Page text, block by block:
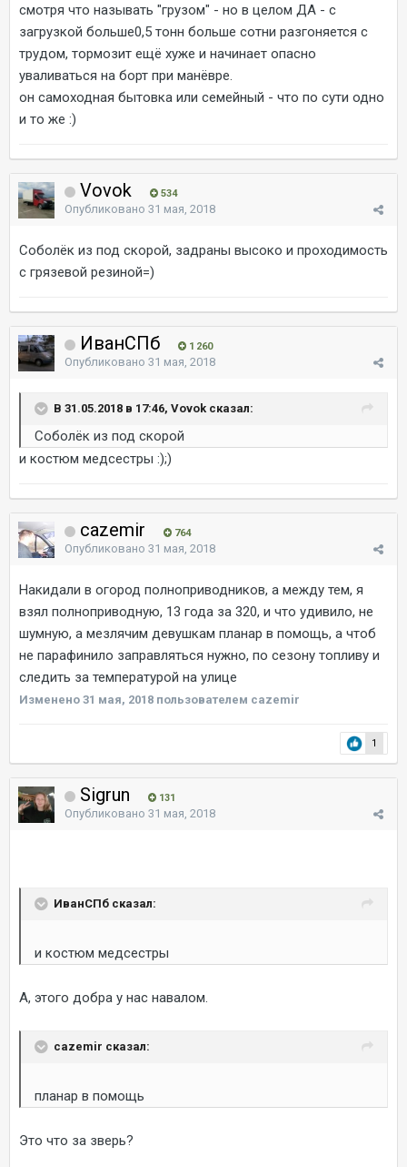
смотря что называть "грузом" - но в целом ДА - с
загрузкой больше0,5 тонн больше сотни разгоняется с
трудом, тормозит ещё хуже и начинает опасно
уваливаться на борт при манёвре.
он самоходная бытовка или семейный - что по сути одно
и то же :)
Vovok 534
Опубликовано 31 мая, 2018
Соболёк из под скорой, задраны высоко и проходимость
с грязевой резиной=)
ИванСПб 1 260
Опубликовано 31 мая, 2018
В 31.05.2018 в 17:46, Vovok сказал:
Соболёк из под скорой
и костюм медсестры :);)
cazemir 764
Опубликовано 31 мая, 2018
Накидали в огород полноприводников, а между тем, я
взял полноприводную, 13 года за 320, и что удивило, не
шумную, а мезлячим девушкам планар в помощь, а чтоб
не парафинило заправляться нужно, по сезону топливу и
следить за температурой на улице
Изменено 31 мая, 2018 пользователем cazemir
1
Sigrun 131
Опубликовано 31 мая, 2018
ИванСПб сказал:
и костюм медсестры
А, этого добра у нас навалом.
cazemir сказал:
планар в помощь
Это что за зверь?